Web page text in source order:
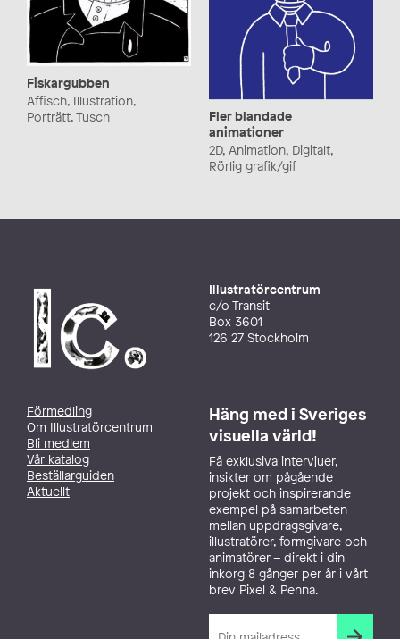
Fiskargubben
Affisch, Illustration,
Porträtt, Tusch
Fler blandade
animationer
2D, Animation, Digitalt,
Rörlig grafik/gif
Illustratörcentrum
c/o Transit
Box 3601
126 27 Stockholm
Förmedling
Om Illustratörcentrum
Bli medlem
Vår katalog
Beställarguiden
Aktuellt
Häng med i Sveriges
visuella värld!
Få exklusiva intervjuer,
insikter om pågående
projekt och inspirerande
exempel på samarbeten
mellan uppdragsgivare,
illustratörer, formgivare och
animatörer – direkt i din
inkorg 8 gånger per år i vårt
brev Pixel & Penna.